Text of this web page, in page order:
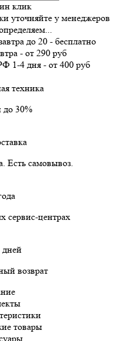
клик
уточняйте у менеджеров
до 20 - бесплатно
- от 290 руб
1-4 дня - от 400 руб
техника
до 30%
Есть самовывоз.
сервис-центрах
дней
возврат
товары